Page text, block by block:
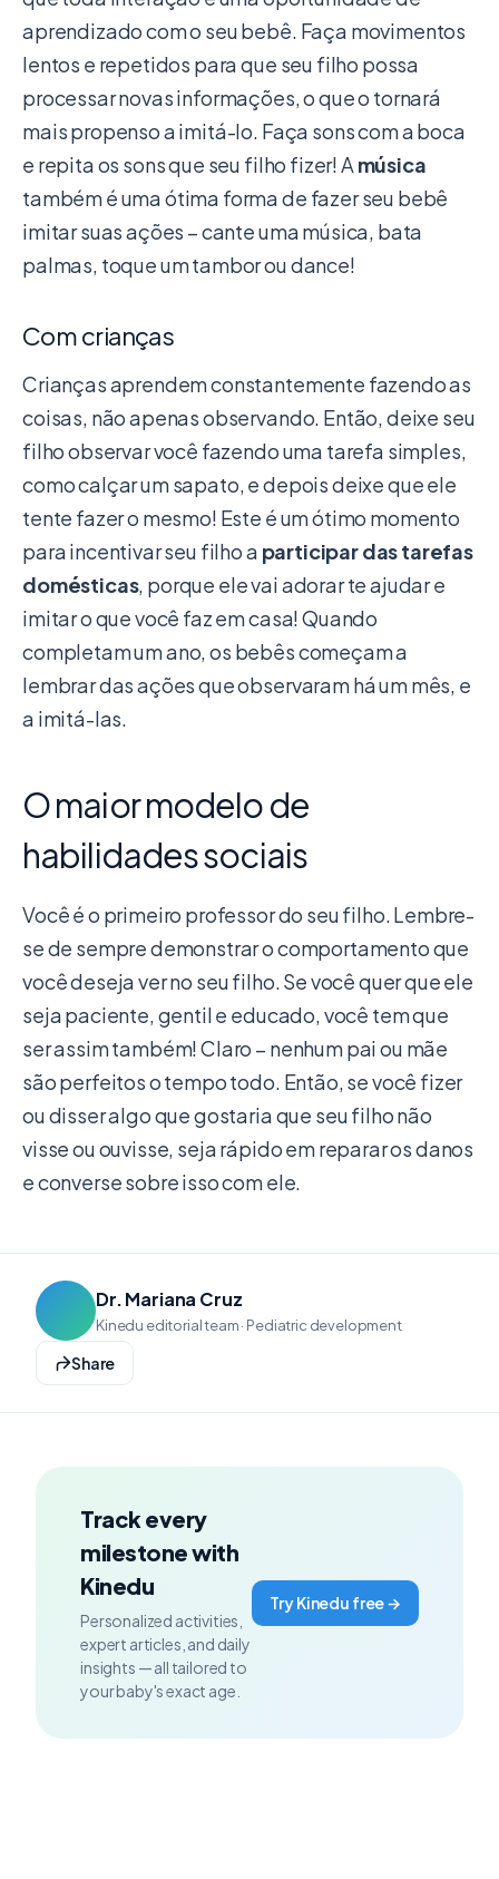
aprendizado com o seu bebê. Faça movimentos
lentos e repetidos para que seu filho possa
processar novas informações, o que o tornará
mais propenso a imitá-lo. Faça sons com a boca
e repita os sons que seu filho fizer! A música
também é uma ótima forma de fazer seu bebê
imitar suas ações – cante uma música, bata
palmas, toque um tambor ou dance!
Com crianças
Crianças aprendem constantemente fazendo as
coisas, não apenas observando. Então, deixe seu
filho observar você fazendo uma tarefa simples,
como calçar um sapato, e depois deixe que ele
tente fazer o mesmo! Este é um ótimo momento
para incentivar seu filho a participar das tarefas
domésticas, porque ele vai adorar te ajudar e
imitar o que você faz em casa! Quando
completam um ano, os bebês começam a
lembrar das ações que observaram há um mês, e
a imitá-las.
O maior modelo de
habilidades sociais
Você é o primeiro professor do seu filho. Lembre-
se de sempre demonstrar o comportamento que
você deseja ver no seu filho. Se você quer que ele
seja paciente, gentil e educado, você tem que
ser assim também! Claro – nenhum pai ou mãe
são perfeitos o tempo todo. Então, se você fizer
ou disser algo que gostaria que seu filho não
visse ou ouvisse, seja rápido em reparar os danos
e converse sobre isso com ele.
Dr. Mariana Cruz
Kinedu editorial team · Pediatric development
Share
Track every
milestone with
Kinedu
Personalized activities,
expert articles, and daily
insights — all tailored to
your baby's exact age.
Try Kinedu free →